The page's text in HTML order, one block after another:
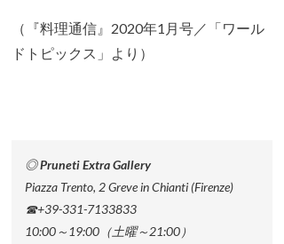
（『料理通信』2020年1月号／「ワール
ドトピックス」より）
◎ Pruneti Extra Gallery
Piazza Trento, 2 Greve in Chianti (Firenze)
☎+39-331-7133833
10:00～19:00（土曜～21:00）